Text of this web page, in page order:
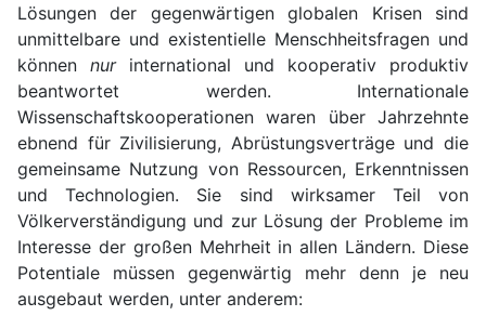
Lösungen der gegenwärtigen globalen Krisen sind
unmittelbare und existentielle Menschheitsfragen und
können nurinternational und kooperativ produktiv
beantwortet werden. Internationale
Wissenschaftskooperationen waren über Jahrzehnte
ebnend für Zivilisierung, Abrüstungsverträge und die
gemeinsame Nutzung von Ressourcen, Erkenntnissen
und Technologien. Sie sind wirksamer Teil von
Völkerverständigung und zur Lösung der Probleme im
Interesse der großen Mehrheit in allen Ländern. Diese
Potentiale müssen gegenwärtig mehr denn je neu
ausgebaut werden, unter anderem: